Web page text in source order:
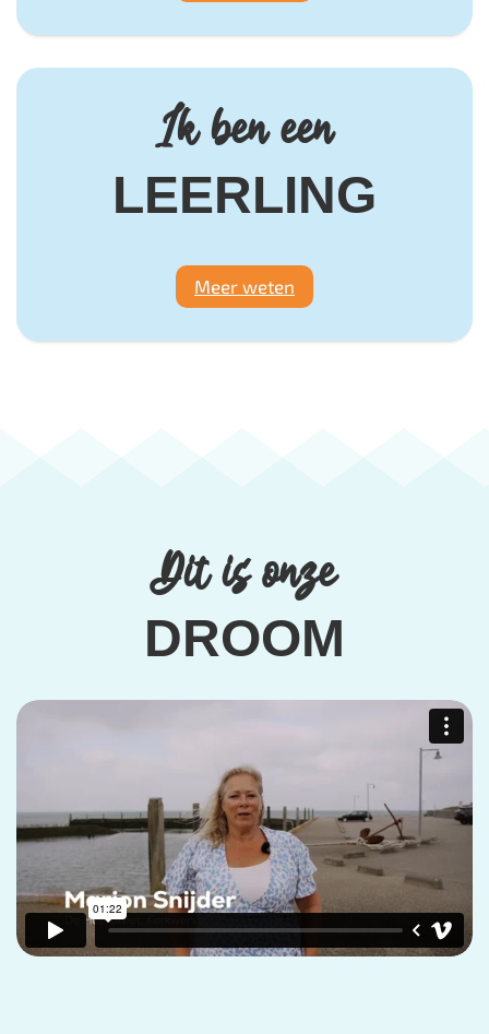
Ik ben een
LEERLING
Meer weten
Dit is onze
DROOM